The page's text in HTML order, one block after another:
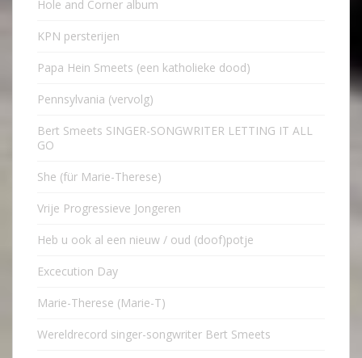
Hole and Corner album
KPN persterijen
Papa Hein Smeets (een katholieke dood)
Pennsylvania (vervolg)
Bert Smeets SINGER-SONGWRITER LETTING IT ALL
GO
She (für Marie-Therese)
Vrije Progressieve Jongeren
Heb u ook al een nieuw / oud (doof)potje
Excecution Day
Marie-Therese (Marie-T)
Wereldrecord singer-songwriter Bert Smeets